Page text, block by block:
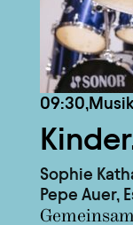
09:30,
Sophie
Pepe Auer,